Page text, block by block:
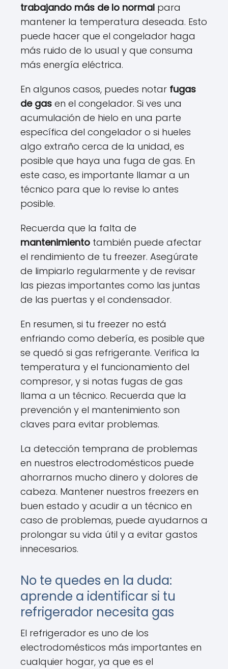
trabajando más de lo normal para
mantener la temperatura deseada. Esto
puede hacer que el congelador haga
más ruido de lo usual y que consuma
más energía eléctrica.
En algunos casos, puedes notar fugas
de gas en el congelador. Si ves una
acumulación de hielo en una parte
específica del congelador o si hueles
algo extraño cerca de la unidad, es
posible que haya una fuga de gas. En
este caso, es importante llamar a un
técnico para que lo revise lo antes
posible.
Recuerda que la falta de
mantenimiento también puede afectar
el rendimiento de tu freezer. Asegúrate
de limpiarlo regularmente y de revisar
las piezas importantes como las juntas
de las puertas y el condensador.
En resumen, si tu freezer no está
enfriando como debería, es posible que
se quedó si gas refrigerante. Verifica la
temperatura y el funcionamiento del
compresor, y si notas fugas de gas
llama a un técnico. Recuerda que la
prevención y el mantenimiento son
claves para evitar problemas.
La detección temprana de problemas
en nuestros electrodomésticos puede
ahorrarnos mucho dinero y dolores de
cabeza. Mantener nuestros freezers en
buen estado y acudir a un técnico en
caso de problemas, puede ayudarnos a
prolongar su vida útil y a evitar gastos
innecesarios.
No te quedes en la duda:
aprende a identificar si tu
refrigerador necesita gas
El refrigerador es uno de los
electrodomésticos más importantes en
cualquier hogar, ya que es el